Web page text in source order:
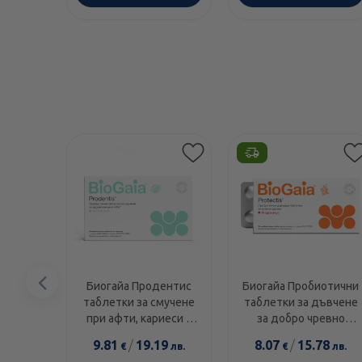
Биогайа Продентис
таблетки за смучене
при афти, кариеси и
кухина х10
9.81 € / 19.19 лв.
Биогайа Пробиотични
таблетки за дъвчене
за добро чревно
имунитет, с вкус на
8.07 € / 15.78 лв.
Предишен
елемент